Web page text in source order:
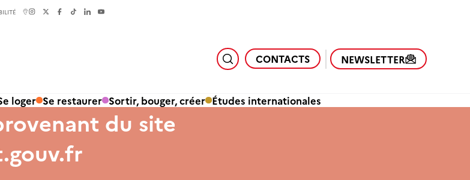
CONTACTS NEWSLETTER
loger Se restaurer Sortir, bouger, créer Études internationales
du site